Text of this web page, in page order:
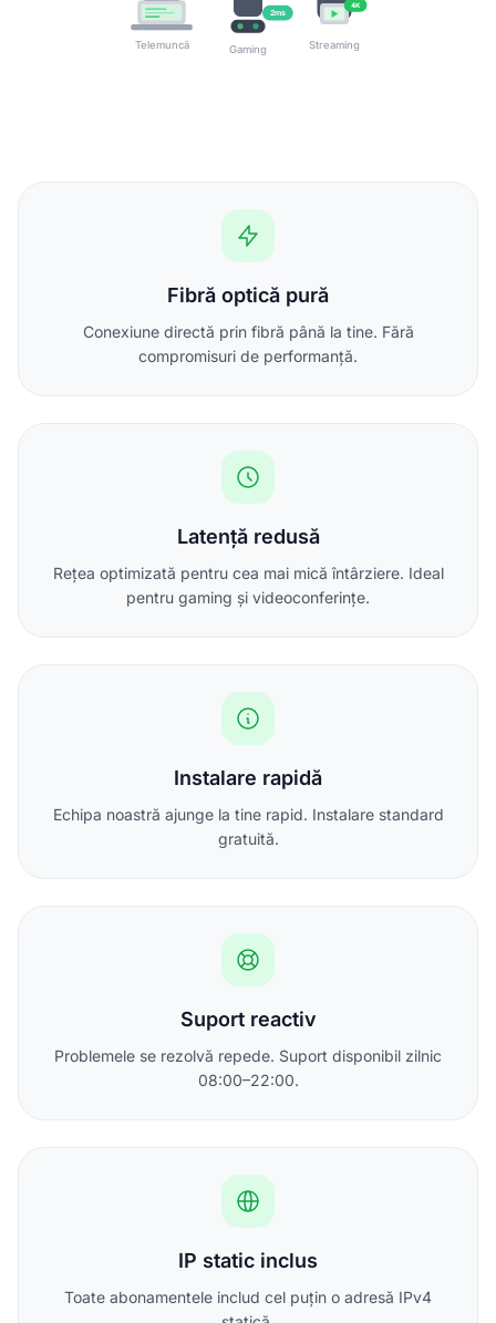
Telemuncă
2ms
Gaming
4K
Streaming
Fibră optică pură
Conexiune directă prin fibră până la tine. Fără
compromisuri de performanță.
Latență redusă
Rețea optimizată pentru cea mai mică întârziere. Ideal
pentru gaming și videoconferințe.
Instalare rapidă
Echipa noastră ajunge la tine rapid. Instalare standard
gratuită.
Suport reactiv
Problemele se rezolvă repede. Suport disponibil zilnic
08:00–22:00.
IP static inclus
Toate abonamentele includ cel puțin o adresă IPv4